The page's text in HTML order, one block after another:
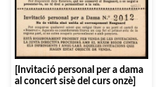
[Invitació personal per a dama
al concert sisè del curs onzè]